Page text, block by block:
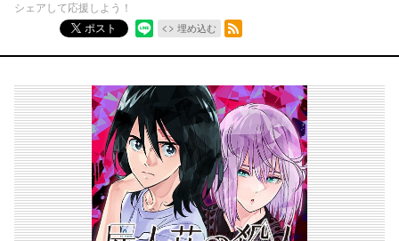
シェアして応援しよう！
ポスト
埋め込む
RSSフィード